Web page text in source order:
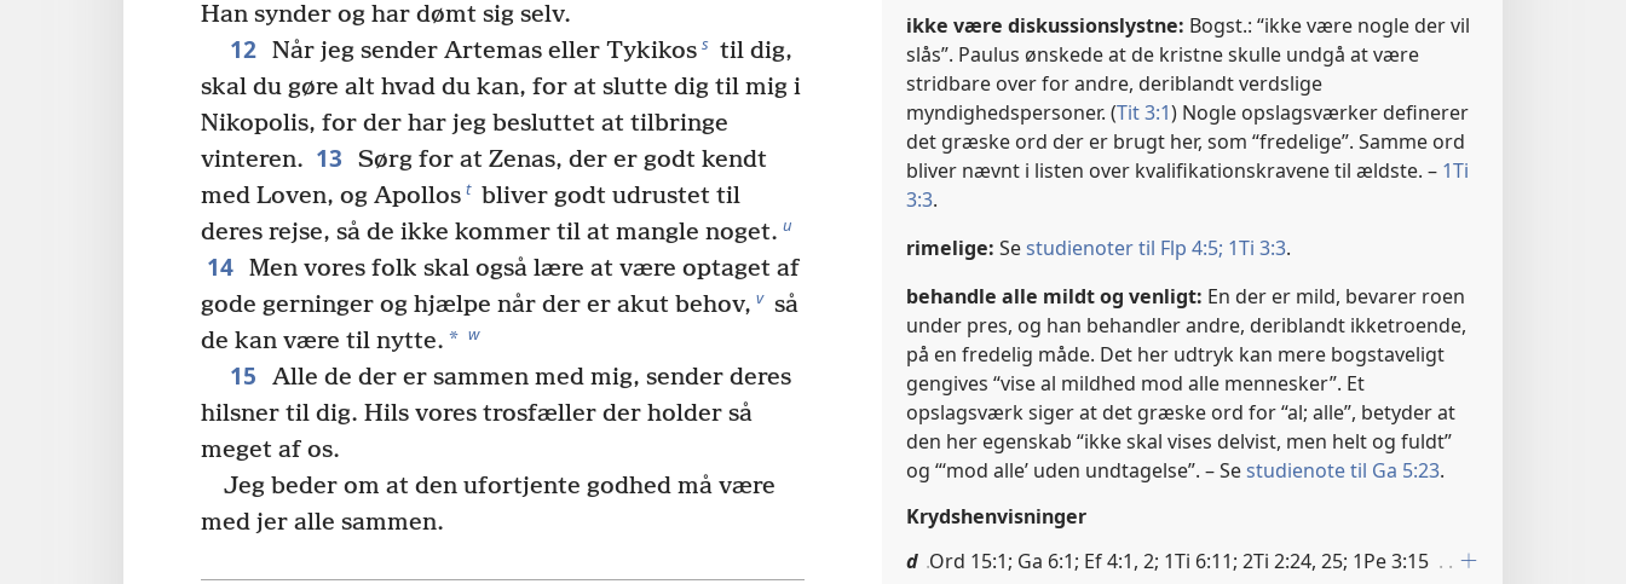
Han synder og har dømt sig selv.
12 Når jeg sender Artemas eller Tykikos s til dig,
skal du gøre alt hvad du kan, for at slutte dig til mig i
Nikopolis, for der har jeg besluttet at tilbringe
vinteren. 13
Sørg for at Zenas, der er godt kendt
med Loven, og Apollos t bliver godt udrustet til
deres rejse, så de ikke kommer til at mangle noget. u
14 Men vores folk skal også lære at være optaget af
gode gerninger og hjælpe når der er akut behov, v så
de kan være til nytte. * w
15
Alle de der er sammen med mig, sender deres
hilsner til dig. Hils vores trosfæller der holder så
meget af os.
Jeg beder om at den ufortjente godhed må være
med jer alle sammen.
ikke være diskussionslystne: Bogst.: “ikke være nogle der vil
slås”. Paulus ønskede at de kristne skulle undgå at være
stridbare over for andre, deriblandt verdslige
myndighedspersoner. (Tit 3:1) Nogle opslagsværker definerer
det græske ord der er brugt her, som “fredelige”. Samme ord
bliver nævnt i listen over kvalifikationskravene til ældste. – 1Ti
3:3.
rimelige: Sestudienoter til Flp 4:5; 1Ti 3:3.
behandle alle mildt og venligt: En der er mild, bevarer roen
under pres, og han behandler andre, deriblandt ikketroende,
på en fredelig måde. Det her udtryk kan mere bogstaveligt
gengives “vise al mildhed mod alle mennesker”. Et
opslagsværk siger at det græske ord for “al; alle”, betyder at
den her egenskab “ikke skal vises delvist, men helt og fuldt”
og “‘mod alle’ uden undtagelse”. – Sestudienote til Ga 5:23.
Krydshenvisninger
d Ord 15:1; Ga 6:1; Ef 4:1, 2; 1Ti 6:11; 2Ti 2:24, 25; 1Pe 3:15